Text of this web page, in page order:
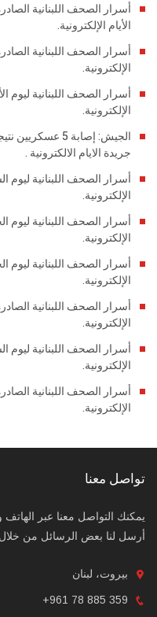
الأيام الإلكترونية.
الإلكترونية.
الإلكترونية.
الجيش: إصابة 5
جريدة الايام الالكترونية .
الإلكترونية.
الإلكترونية.
الإلكترونية.
الإلكترونية.
الإلكترونية.
الإلكترونية.
تواصل معنا
يمكنك التواصل معنا عبر الهاتف
أرسل لنا بعض الرسائل من
بيروت، لبنان
+961 78 885 359